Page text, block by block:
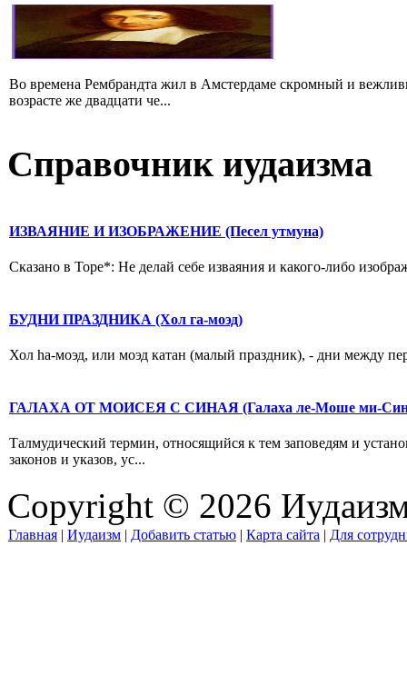
Во времена Рембрандта жил в Амстердаме скромный и
возрасте же двадцати че...
Справочник иудаизма
ИЗВАЯНИЕ И ИЗОБРАЖЕНИЕ (Песел утмуна)
Сказано в Торе*: Не делай себе изваяния и какого-либо
БУДНИ ПРАЗДНИКА (Хол гa-моэд)
Хол hа-моэд, или моэд катан (малый праздник), - дни между
ГАЛАХА ОТ МОИСЕЯ С СИНАЯ (Галаха ле-Моше ми-
Талмудический термин, относящийся к тем заповедям и
законов и указов, ус...
Copyright © 2026
Главная | Иудаизм | Добавить статью | Карта сайта | Для